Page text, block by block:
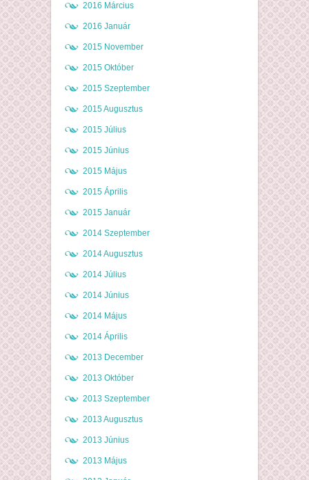
2016 Március
2016 Január
2015 November
2015 Október
2015 Szeptember
2015 Augusztus
2015 Július
2015 Június
2015 Május
2015 Április
2015 Január
2014 Szeptember
2014 Augusztus
2014 Július
2014 Június
2014 Május
2014 Április
2013 December
2013 Október
2013 Szeptember
2013 Augusztus
2013 Június
2013 Május